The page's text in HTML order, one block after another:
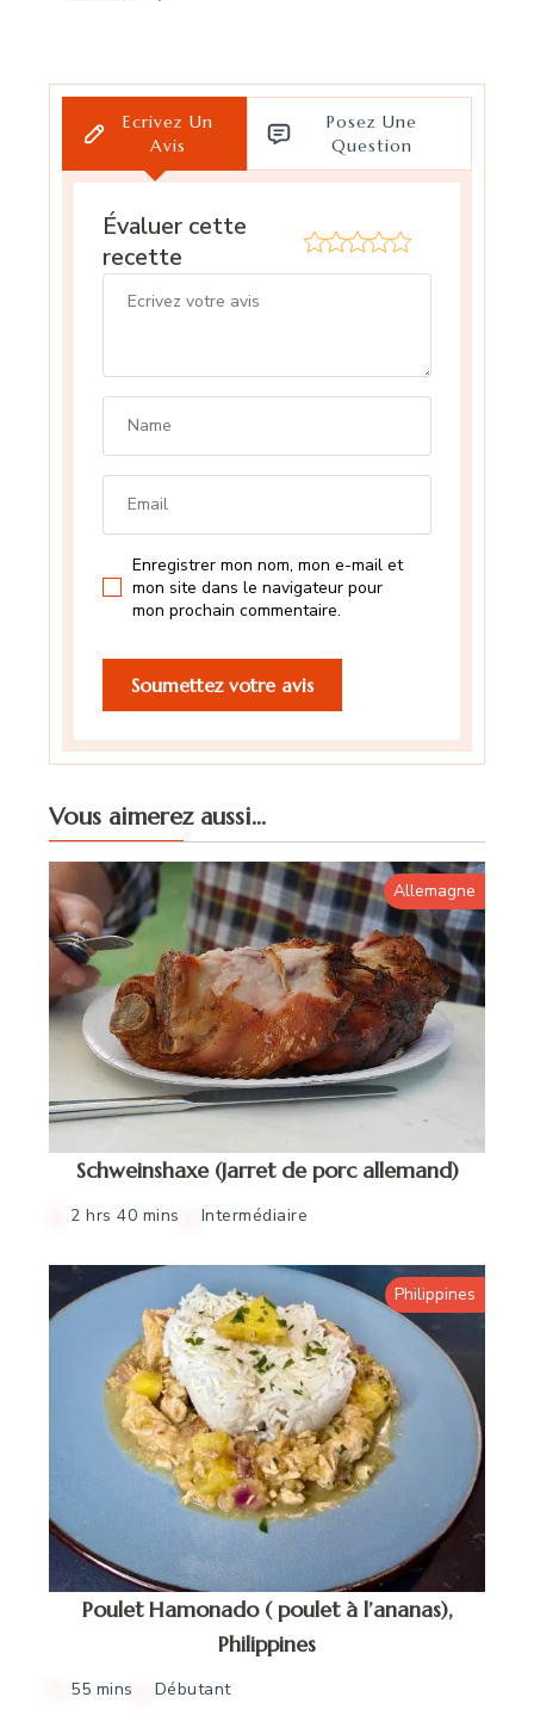
Ecrivez Un
Avis
Posez Une
Question
Évaluer cette
recette
Enregistrer mon nom, mon e-mail et
mon site dans le navigateur pour
mon prochain commentaire.
Vous aimerez aussi...
Allemagne
Schweinshaxe (Jarret de porc allemand)
2 hrs 40 mins Intermédiaire
Philippines
Poulet Hamonado ( poulet à l’ananas),
Philippines
55 mins Débutant